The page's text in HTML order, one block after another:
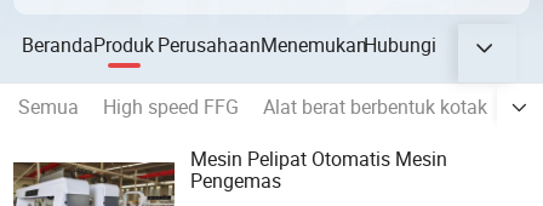
BerandaProdukPerusahaanMenemukanHubungi
Semua High speed FFG Alat berat berbentuk kotak
Mesin Pelipat Otomatis Mesin
Pengemas